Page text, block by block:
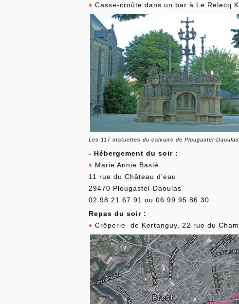
♦ Casse-croûte dans un bar à Le Relecq
Les 117 statuettes du calvaire de Plougastel-Daoulas
- Hébergement du soir :
♦ Marie Annie Baslé
11 rue du Château d'eau
29470 Plougastel-Daoulas
02 98 21 67 91 ou 06 99 95 86 30
Repas du soir :
♦ Crêperie de Kertanguy, 22 rue du